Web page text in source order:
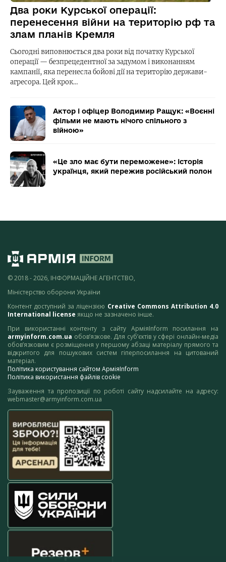
Два роки Курської операції:
перенесення війни на територію рф та
злам планів Кремля
Сьогодні виповнюється два роки від початку Курської
операції — безпрецедентної за задумом і виконанням
кампанії, яка перенесла бойові дії на територію держави-
агресора. Цей крок…
Актор і офіцер Володимир Ращук: «Воєнні
фільми не мають нічого спільного з
війною»
«Це зло має бути переможене»: історія
українця, який пережив російський полон
© 2018 - 2026, ІНФОРМАЦІЙНЕ АГЕНТСТВО,
Міністерство оборони України
Контент доступний за ліцензією Creative Commons Attribution 4.0
International license якщо не зазначено інше.
При використанні контенту з сайту АрміяInform посилання на
armyinform.com.ua обов’язкове. Для суб’єктів у сфері онлайн-медіа
обов’язковим є розміщення у першому абзаці матеріалу прямого та
відкритого для пошукових систем гіперпосилання на цитований
матеріал.
Політика користування сайтом АрміяInform
Політика використання файлів cookie
Зауваження та пропозиції по роботі сайту надсилайте на адресу:
webmaster@armyinform.com.ua